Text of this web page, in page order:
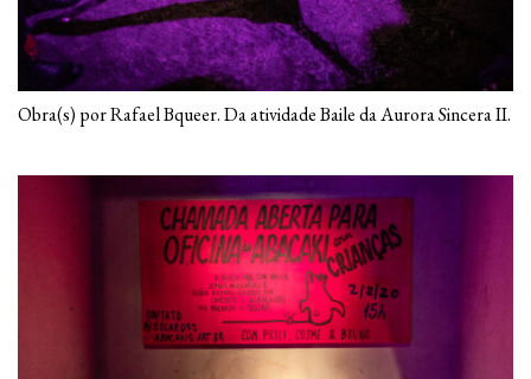
Obra(s) por Rafael Bqueer. Da atividade Baile da Aurora Sincera II.